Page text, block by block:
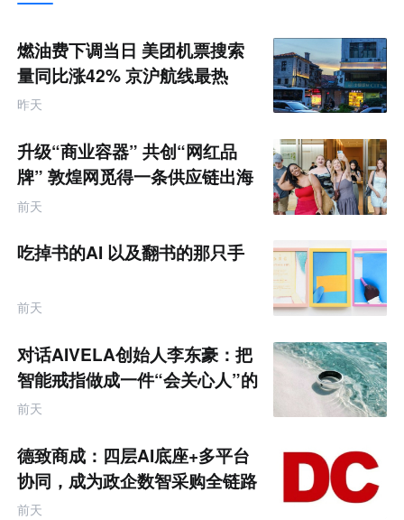
未
来
零
售
跨
境
商
产
业
互
联
网
题
燃油费下调当日 美团机票搜索
量同比涨42% 京沪航线最热
昨天
升级“商业容器” 共创“网红品
牌” 敦煌网觅得一条供应链出海
的新路径
前天
吃掉书的AI 以及翻书的那只手
前天
对话AIVELA创始人李东豪：把
智能戒指做成一件“会关心人”的
饰品
前天
德致商成：四层AI底座+多平台
协同，成为政企数智采购全链路
服务商
前天